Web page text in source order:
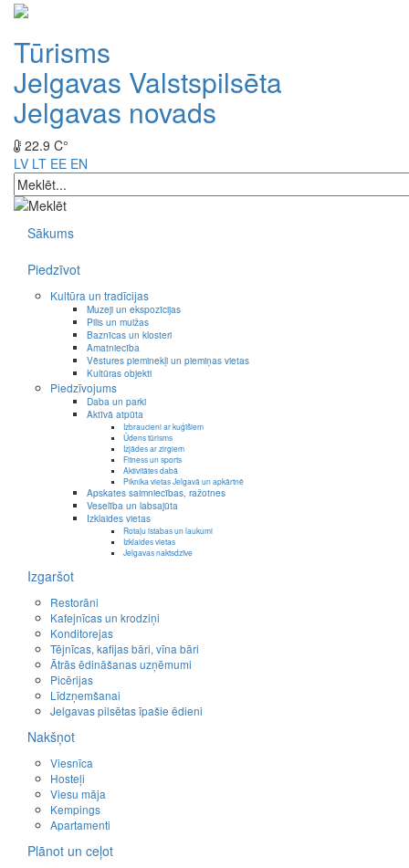
Tūrisms
Jelgavas Valstspilsēta
Jelgavas novads
22.9 C°
LV LT EE EN
Sākums
Piedzīvot
Kultūra un tradīcijas
Muzeji un ekspozīcijas
Pilis un muižas
Baznīcas un klosteri
Amatniecība
Vēstures pieminekļi un piemiņas vietas
Kultūras objekti
Piedzīvojums
Daba un parki
Aktīvā atpūta
Izbraucieni ar kuģīšiem
Ūdens tūrisms
Izjādes ar zirgiem
Fitness un sports
Aktivitātes dabā
Piknika vietas Jelgavā un apkārtnē
Apskates saimniecības, ražotnes
Veselība un labsajūta
Izklaides vietas
Rotaļu istabas un laukumi
Izklaides vietas
Jelgavas naktsdzīve
Izgaršot
Restorāni
Kafejnīcas un krodziņi
Konditorejas
Tējnīcas, kafijas bāri, vīna bāri
Ātrās ēdināšanas uzņēmumi
Picērijas
Līdzņemšanai
Jelgavas pilsētas īpašie ēdieni
Nakšņot
Viesnīca
Hosteļi
Viesu māja
Kempings
Apartamenti
Plānot un ceļot